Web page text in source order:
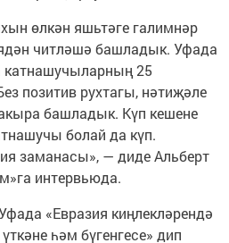
өлкән яшьтәге галимнәр
читләшә башладык. Уфада
25
позитив рухтагы, нәтиҗәле
башладык. Күп кешене
болай да күп.
заманасы», — диде Альберт
интервьюда.
«Евразия киңлекләрендә
һәм бүгенгесе» дип